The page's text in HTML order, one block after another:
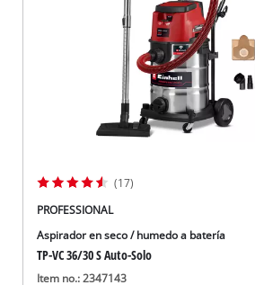
(17)
PROFESSIONAL
Aspirador en seco / humedo a batería
TP-VC 36/30 S Auto-Solo
Item no.: 2347143